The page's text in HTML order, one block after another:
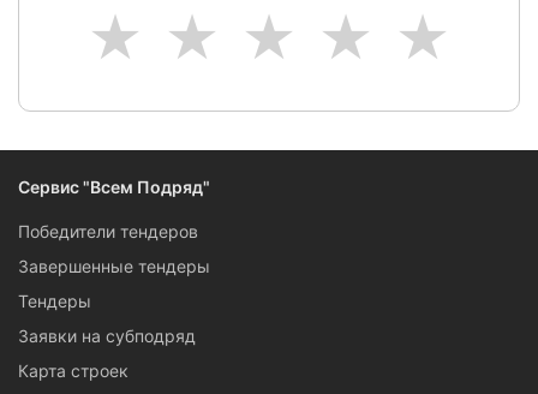
5
4
3
2
1
Сервис "Всем Подряд"
Победители тендеров
Завершенные тендеры
Тендеры
Заявки на субподряд
Карта строек